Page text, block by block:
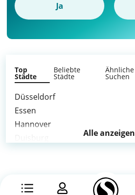
Ja
Top
Städte
Beliebte
Städte
Ähnliche
Suchen
Düsseldorf
Essen
Hannover
Mülheim an der Ruhr
Alle anzeigen